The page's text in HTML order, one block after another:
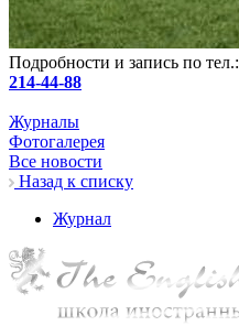
Подробности и запись по тел.:
214-44-88
Журналы
Фотогалерея
Все новости
Назад к списку
Журнал